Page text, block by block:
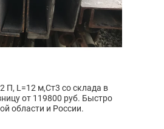
П, L=12 м,Ст3 со склада в
от 119800 руб. Быстро
области и России.